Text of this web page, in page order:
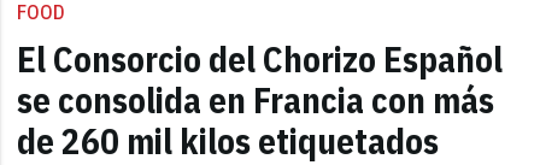
FOOD
El Consorcio del Chorizo Español
se consolida en Francia con más
de 260 mil kilos etiquetados